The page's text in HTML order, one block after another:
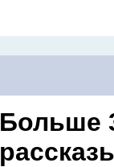
Больше